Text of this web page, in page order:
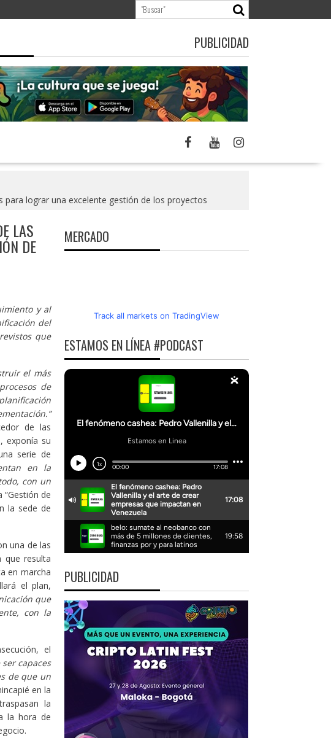
PUBLICIDAD
para lograr una excelente gestión de los proyectos
LAS
DE
y al
del
que
el más
de
de las
exponía su
serie de
en la
con un
“Gestión de
la sede de
una de las
que resulta
en marcha
el plan,
que
con la
el
capaces
de que un
en la
la
la hora de
MERCADO
Track all markets on TradingView
ESTAMOS EN LÍNEA #PODCAST
PUBLICIDAD